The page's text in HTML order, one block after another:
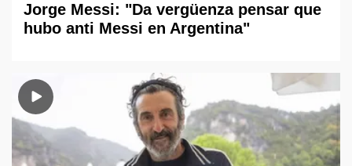
Jorge Messi: "Da vergüenza pensar que
hubo anti Messi en Argentina"